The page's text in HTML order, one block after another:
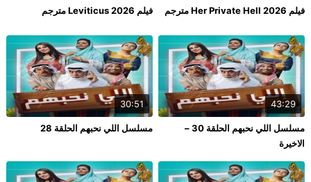
فيلم Her Private Hell 2026 مترجم فيلم Leviticus 2026 مترجم
43:29
مسلسل اللي نحبهم الحلقة 30 –
الاخيرة
30:51
مسلسل اللي نحبهم الحلقة 28